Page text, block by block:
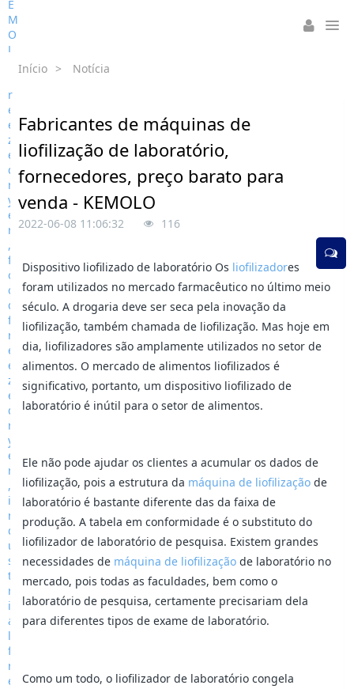
Início > Notícia
Fabricantes de máquinas de
liofilização de laboratório,
fornecedores, preço barato para
venda - KEMOLO
2022-06-08 11:06:32 116
Dispositivo liofilizado de laboratório Os liofilizadores
foram utilizados no mercado farmacêutico no último meio
século. A drogaria deve ser seca pela inovação da
liofilização, também chamada de liofilização. Mas hoje em
dia, liofilizadores são amplamente utilizados no setor de
alimentos. O mercado de alimentos liofilizados é
significativo, portanto, um dispositivo liofilizado de
laboratório é inútil para o setor de alimentos.
Ele não pode ajudar os clientes a acumular os dados de
liofilização, pois a estrutura da máquina de liofilização de
laboratório é bastante diferente das da faixa de
produção. A tabela em conformidade é o substituto do
liofilizador de laboratório de pesquisa. Existem grandes
necessidades de máquina de liofilização de laboratório no
mercado, pois todas as faculdades, bem como o
laboratório de pesquisa, certamente precisariam dela
para diferentes tipos de exame de laboratório.
Como um todo, o liofilizador de laboratório congela